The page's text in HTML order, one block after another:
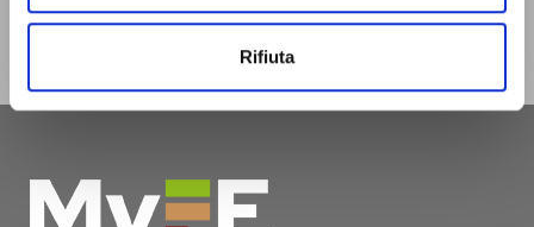
Rifiuta
CLICCA QUI!